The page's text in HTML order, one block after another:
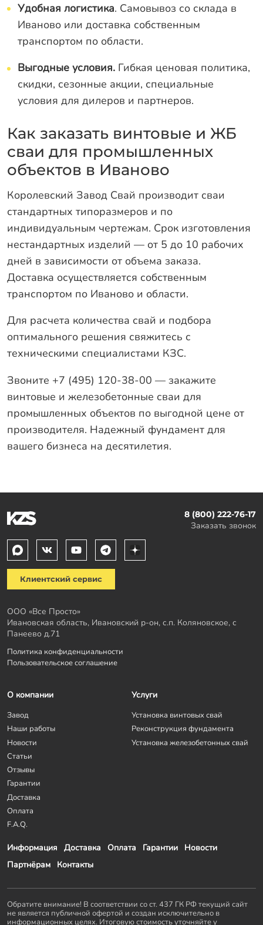
Удобная логистика. Самовывоз со склада в
Иваново или доставка собственным
транспортом по области.
Выгодные условия.Гибкая ценовая политика,
скидки, сезонные акции, специальные
условия для дилеров и партнеров.
Как заказать винтовые и ЖБ
сваи для промышленных
объектов в Иваново
Королевский Завод Свай производит сваи
стандартных типоразмеров и по
индивидуальным чертежам. Срок изготовления
нестандартных изделий — от 5 до 10 рабочих
дней в зависимости от объема заказа.
Доставка осуществляется собственным
транспортом по Иваново и области.
Для расчета количества свай и подбора
оптимального решения свяжитесь с
техническими специалистами КЗС.
Звоните +7 (495) 120-38-00 — закажите
винтовые и железобетонные сваи для
промышленных объектов по выгодной цене от
производителя. Надежный фундамент для
вашего бизнеса на десятилетия.
8 (800) 222-76-17
Заказать звонок
Клиентский сервис
ООО «Все Просто»
Ивановская область, Ивановский р-он, с.п. Коляновское, с
Панеево д.71
Политика конфиденциальности
Пользовательское соглашение
Информация Доставка Оплата Гарантии
Новости
Партнёрам
Контакты
О компании
Завод
Наши работы
Новости
Статьи
Отзывы
Гарантии
Доставка
Оплата
F.A.Q.
Услуги
Установка винтовых свай
Реконструкция фундамента
Установка железобетонных свай
Обратите внимание! В соответствии со ст. 437 ГК РФ текущий сайт
не является публичной офертой и создан исключительно в
информационных целях. Итоговую стоимость уточняйте у